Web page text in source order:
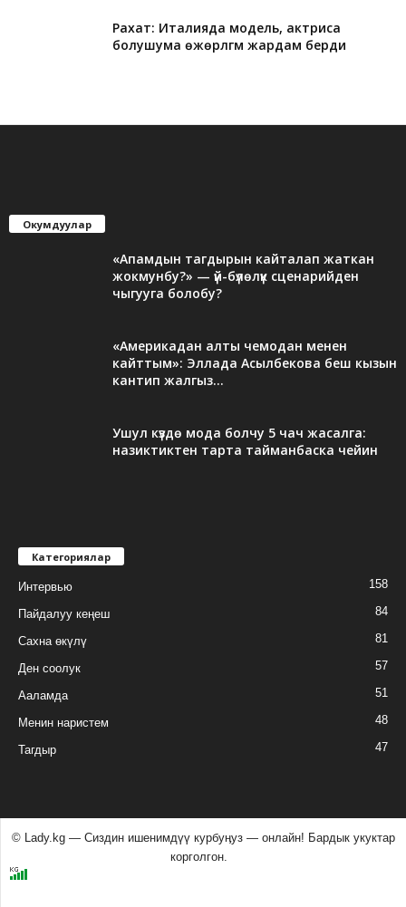
Рахат: Италияда модель, актриса
болушума өжөрлүгүм жардам берди
Окумдуулар
«Апамдын тагдырын кайталап жаткан
жокмунбу?» — үй-бүлөлүк сценарийден
чыгууга болобу?
«Америкадан алты чемодан менен
кайттым»: Эллада Асылбекова беш кызын
кантип жалгыз...
Ушул күздө мода болчу 5 чач жасалга:
назиктиктен тарта тайманбаска чейин
Категориялар
Интервью 158
Пайдалуу кеңеш 84
Сахна өкүлү 81
Ден соолук 57
Ааламда 51
Менин наристем 48
Тагдыр 47
© Lady.kg — Сиздин ишенимдүү курбуӊуз — онлайн! Бардык укуктар
корголгон.